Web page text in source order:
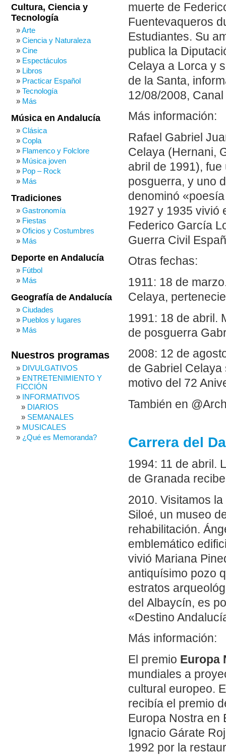
muerte de
Fuentevaqueros
Estudiantes. Su
publica la
Celaya a Lorca y
de la Santa,
12/08/2008,
Más información:
Rafael Gabriel
Celaya (Hernani,
abril de 1991),
posguerra, y uno
denominó
1927 y 1935 vivió
Federico García
Guerra Civil
Otras fechas:
1911: 18 de
Celaya,
1991: 18 de abril.
de posguerra
2008: 12 de
de Gabriel
motivo del 72
También en
Carrera del
1994: 11 de abril.
de Granada
2010. Visitamos
Siloé, un museo
rehabilitación.
emblemático
vivió Mariana
antiquísimo pozo
estratos
del Albaycín, es
«Destino
Más información:
El premio Europa
mundiales a
cultural europeo.
recibía el premio
Europa Nostra en
Ignacio Gárate
1992 por la
Cultura, Ciencia y
Tecnología
Arte
Ciencia y Naturaleza
Cine
Espectáculos
Libros
Practicar Español
Tecnología
Más
Música en Andalucía
Clásica
Copla
Flamenco y Folclore
Música joven
Pop – Rock
Más
Tradiciones
Gastronomía
Fiestas
Oficios y Costumbres
Más
Deporte en Andalucía
Fútbol
Más
Geografía de Andalucía
Ciudades
Pueblos y lugares
Más
Nuestros programas
DIVULGATIVOS
ENTRETENIMIENTO Y
FICCIÓN
INFORMATIVOS
DIARIOS
SEMANALES
MUSICALES
¿Qué es Memoranda?